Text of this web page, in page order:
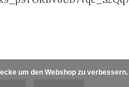
um den Webshop zu